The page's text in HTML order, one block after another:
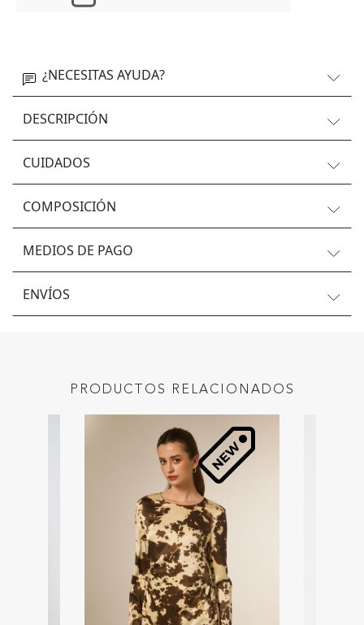
¿NECESITAS AYUDA?
DESCRIPCIÓN
CUIDADOS
COMPOSICIÓN
MEDIOS DE PAGO
ENVÍOS
PRODUCTOS RELACIONADOS